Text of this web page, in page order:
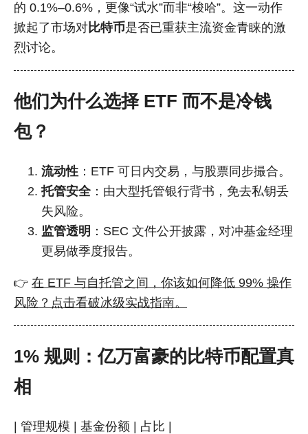
的 0.1%–0.6%，更像“试水”而非“梭哈”。这一动作
掀起了市场对比特币是否已重获主流资金青睐的激
烈讨论。
他们为什么选择 ETF 而不是冷钱
包？
流动性 ：ETF 可日内交易，与股票同步撮合。
托管安全：由大型托管银行背书，免去私钥丢
失风险。
监管透明 ：SEC 文件公开披露，对冲基金经理
更易做季度报告。
👉 在 ETF 与自托管之间，你该如何降低 99% 操作
风险？点击看破冰级实战指南。
1% 规则：亿万富豪的比特币配置真
相
| 管理规模 | 基金份额 | 占比 |